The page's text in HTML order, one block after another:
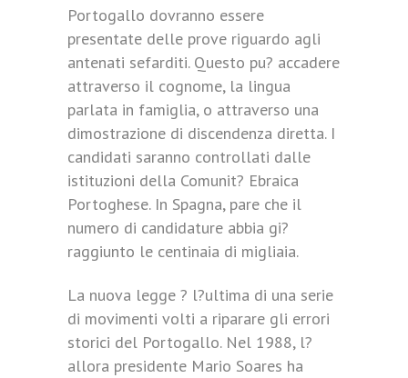
Portogallo dovranno essere
presentate delle prove riguardo agli
antenati sefarditi. Questo pu? accadere
attraverso il cognome, la lingua
parlata in famiglia, o attraverso una
dimostrazione di discendenza diretta. I
candidati saranno controllati dalle
istituzioni della Comunit? Ebraica
Portoghese. In Spagna, pare che il
numero di candidature abbia gi?
raggiunto le centinaia di migliaia.
La nuova legge ? l?ultima di una serie
di movimenti volti a riparare gli errori
storici del Portogallo. Nel 1988, l?
allora presidente Mario Soares ha